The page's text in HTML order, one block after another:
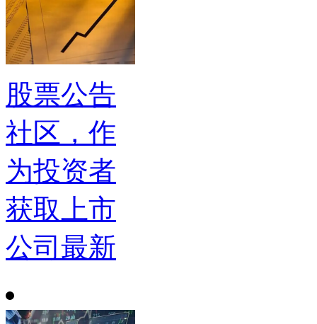
股票公告
社区，作
为投资者
获取上市
公司最新